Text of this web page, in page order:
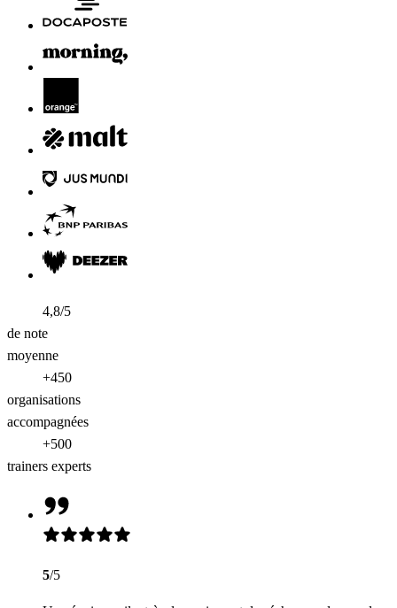
4,8/5
de note
moyenne
+450
organisations
accompagnées
+500
trainers experts
5/5